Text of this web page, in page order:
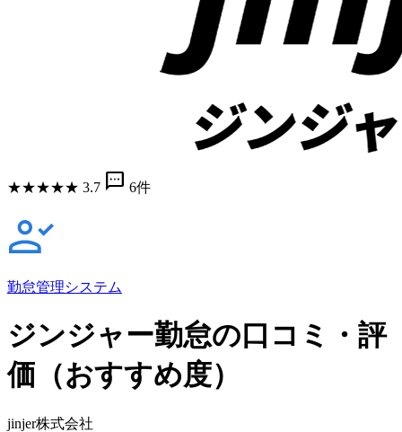
★★★★★ 3.7 sms 6件
勤怠管理システム
ジンジャー勤怠の口コミ・評
価（おすすめ度）
jinjer株式会社